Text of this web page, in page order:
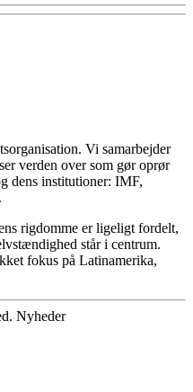
Vi samarbejder
verden over som gør oprør
dens institutioner: IMF,
rigdomme er ligeligt fordelt,
står i centrum.
fokus på Latinamerika,
Nyheder